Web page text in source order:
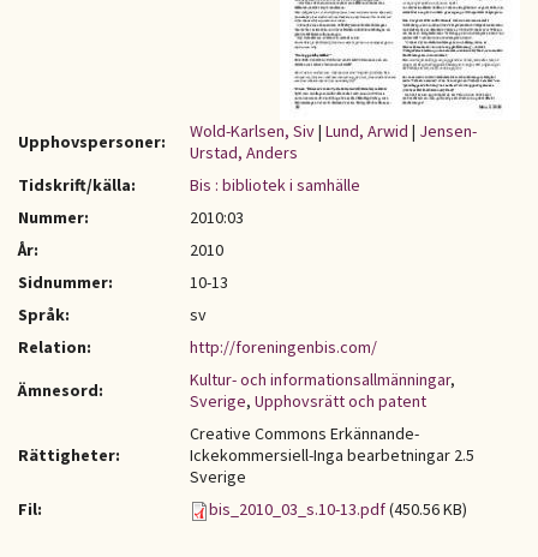
Upphovspersoner: Wold-Karlsen, Siv| Lund, Arwid | Jensen-
Urstad, Anders
Tidskrift/källa:
Bis : bibliotek i samhälle
Nummer:
2010:03
År:
2010
Sidnummer:
10-13
Språk:
sv
Relation:
http://foreningenbis.com/
Ämnesord:
Kultur- och informationsallmänningar,
Sverige, Upphovsrätt och patent
Rättigheter:
Creative Commons Erkännande-
Ickekommersiell-Inga bearbetningar 2.5
Sverige
Fil:
bis_2010_03_s.10-13.pdf(450.56 KB)